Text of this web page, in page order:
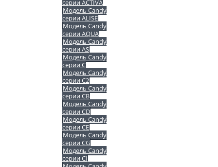
серии ACTIVA
Модель Candy
серии ALISE
Модель Candy
серии AQUA
Модель Candy
серии AS
Модель Candy
серии C
Модель Candy
серии C2
Модель Candy
серии CB
Модель Candy
серии CD
Модель Candy
серии CE
Модель Candy
серии CG
Модель Candy
серии CI